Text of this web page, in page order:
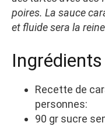
poires. La sauce
et fluide sera la
Recette de
personnes:
90 gr sucre